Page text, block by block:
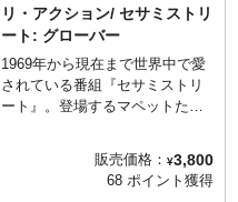
グ」がまさかの立体化！スーパ
ー7らしいチョイスに思わずニン
マリ。ぜひMVもチェックしてみ
てください！
リ・アクション/ セサミストリ
ート: グローバー
1969年から現在まで世界中で愛
されている番組『セサミストリ
ート』。登場するマペットたち
ョー』、『フラグルロック』、
『ラビリンス/魔王の迷宮』を手
掛けるジム・ヘンソン。ジム・
販売価格： ¥3,800
68 ポイント獲得